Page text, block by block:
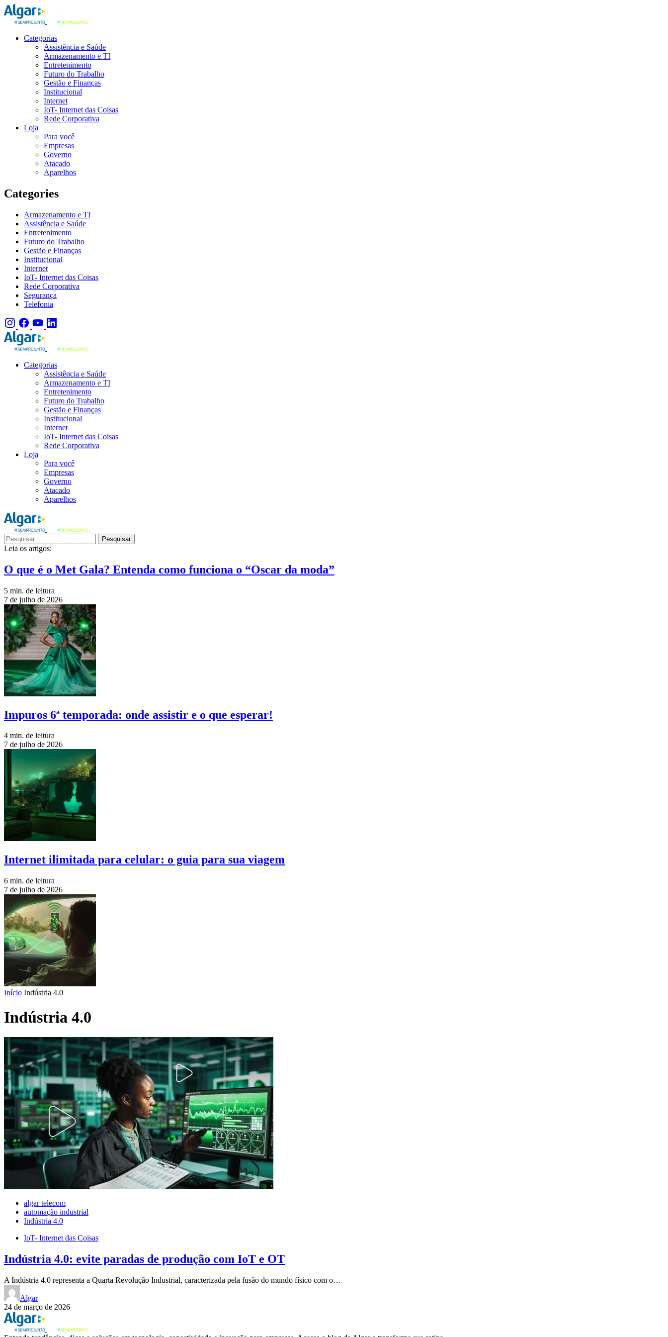
Categorias
Assistência e Saúde
Armazenamento e TI
Entretenimento
Futuro do Trabalho
Gestão e Finanças
Institucional
Internet
IoT- Internet das Coisas
Rede Corporativa
Loja
Para você
Empresas
Governo
Atacado
Aparelhos
Categories
Armazenamento e TI
Assistência e Saúde
Entretenimento
Futuro do Trabalho
Gestão e Finanças
Institucional
Internet
IoT- Internet das Coisas
Rede Corporativa
Segurança
Telefonia
Categorias
Assistência e Saúde
Armazenamento e TI
Entretenimento
Futuro do Trabalho
Gestão e Finanças
Institucional
Internet
IoT- Internet das Coisas
Rede Corporativa
Loja
Para você
Empresas
Governo
Atacado
Aparelhos
Pesquisar
Leia os artigos:
O que é o Met Gala? Entenda como funciona o “Oscar da moda”
5 min. de leitura
7 de julho de 2026
Impuros 6ª temporada: onde assistir e o que esperar!
4 min. de leitura
7 de julho de 2026
Internet ilimitada para celular: o guia para sua viagem
6 min. de leitura
7 de julho de 2026
Início Indústria 4.0
Indústria 4.0
algar telecom
automação industrial
Indústria 4.0
IoT- Internet das Coisas
Indústria 4.0: evite paradas de produção com IoT e OT
A Indústria 4.0 representa a Quarta Revolução Industrial, caracterizada pela fusão do mundo físico com o…
Algar
24 de março de 2026